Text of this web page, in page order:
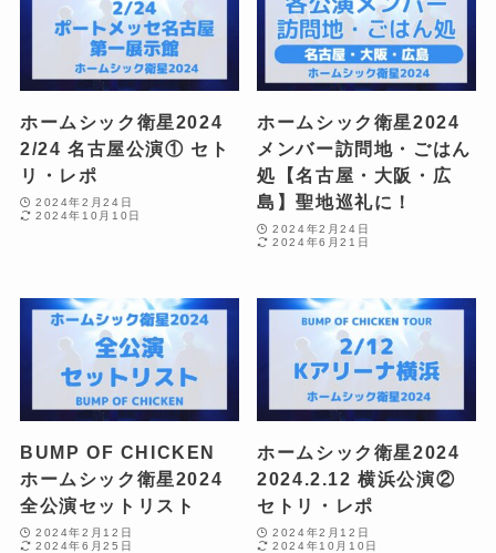
ホームシック衛星2024
2/24 名古屋公演① セト
リ・レポ
2024年2月24日
2024年10月10日
ホームシック衛星2024
メンバー訪問地・ごはん
処【名古屋・大阪・広
島】聖地巡礼に！
2024年2月24日
2024年6月21日
BUMP OF CHICKEN
ホームシック衛星2024
全公演セットリスト
2024年2月12日
2024年6月25日
ホームシック衛星2024
2024.2.12 横浜公演②
セトリ・レポ
2024年2月12日
2024年10月10日